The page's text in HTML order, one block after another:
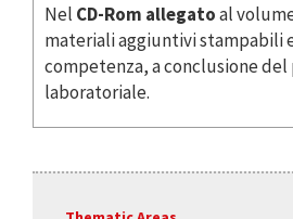
Nel CD-Rom allegatoal
materiali aggiuntivi stampabili
competenza, a conclusione del
laboratoriale.